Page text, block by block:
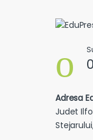
Adresa
Judet